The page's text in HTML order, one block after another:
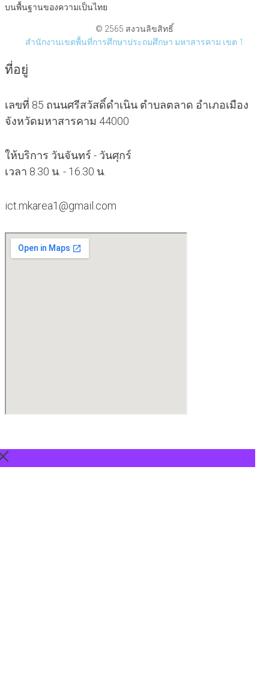
บนพื้นฐานของความเป็นไทย
© 2565 สงวนลิขสิทธิ์
สำนักงานเขตพื้นที่การศึกษาประถมศึกษา มหาสารคาม เขต 1
ที่อยู่
เลขที่ 85 ถนนศรีสวัสดิ์ดำเนิน ตำบลตลาด อำเภอเมือง
จังหวัดมหาสารคาม 44000
ให้บริการ วันจันทร์ - วันศุกร์
เวลา 8.30 น. - 16.30 น.
ict.mkarea1@gmail.com